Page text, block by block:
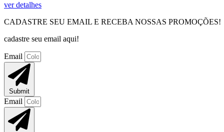
ver detalhes
CADASTRE SEU EMAIL E RECEBA NOSSAS PROMOÇÕES!
cadastre seu email aqui!
Email
Submit
Email